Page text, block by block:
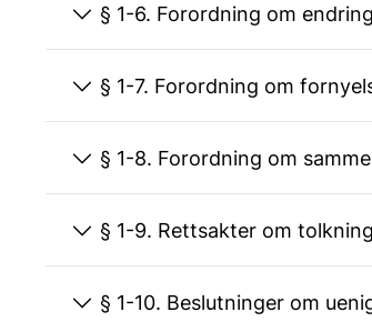
§ 1-6. Forordning om
§ 1-7. Forordning om
§ 1-8. Forordning om
§ 1-9. Rettsakter om
§ 1-10. Beslutninger